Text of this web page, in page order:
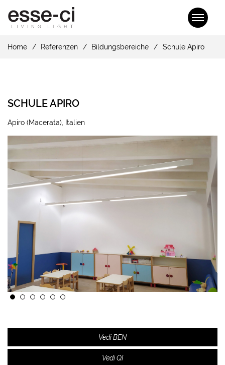
Home Referenzen Bildungsbereiche Schule Apiro
SCHULE APIRO
Apiro (Macerata), Italien
Vedi BEN
Vedi QI